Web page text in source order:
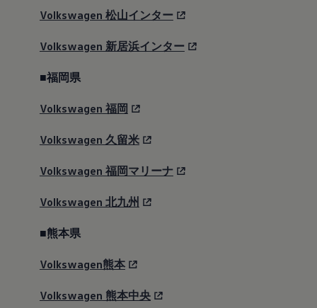
Volkswagen 松山インター
Volkswagen 新居浜インター
■福岡県
Volkswagen 福岡
Volkswagen 久留米
Volkswagen 福岡マリーナ
Volkswagen 北九州
■熊本県
Volkswagen熊本
Volkswagen 熊本中央